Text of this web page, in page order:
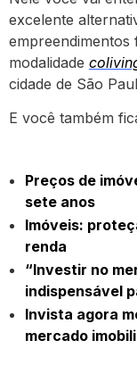
excelente
modalidade
cidade de São
E você também
Preços de
sete anos
Imóveis:
renda
“Investir no
indispensável
Invista agora
mercado